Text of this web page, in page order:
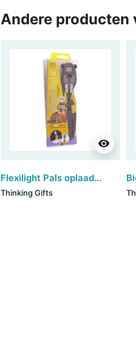
Andere producten
visibility
Flexilight Pals oplaadbaar - Walrus
Thinking Gifts